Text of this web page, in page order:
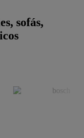
sofás,